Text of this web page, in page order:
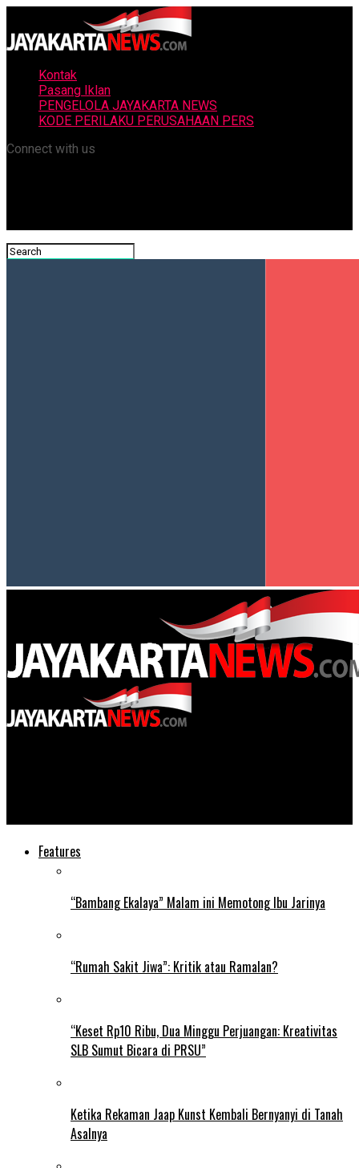
Kontak
Pasang Iklan
PENGELOLA JAYAKARTA NEWS
KODE PERILAKU PERUSAHAAN PERS
Connect with us
Features
“Bambang Ekalaya” Malam ini Memotong Ibu Jarinya
“Rumah Sakit Jiwa”: Kritik atau Ramalan?
“Keset Rp10 Ribu, Dua Minggu Perjuangan: Kreativitas
SLB Sumut Bicara di PRSU”
Ketika Rekaman Jaap Kunst Kembali Bernyanyi di Tanah
Asalnya